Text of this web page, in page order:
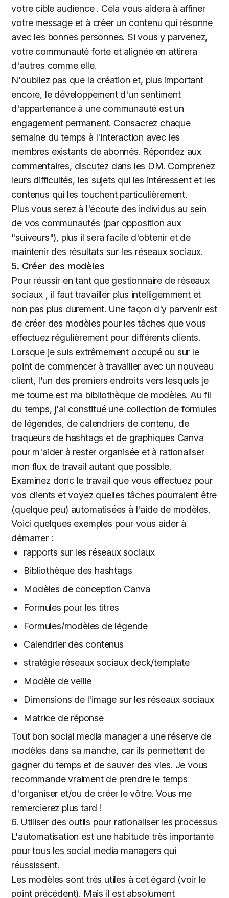
votre cible audience . Cela vous aidera à affiner
votre message et à créer un contenu qui résonne
avec les bonnes personnes. Si vous y parvenez,
votre communauté forte et alignée en attirera
d'autres comme elle.
N'oubliez pas que la création et, plus important
encore, le développement d'un sentiment
d'appartenance à une communauté est un
engagement permanent. Consacrez chaque
semaine du temps à l'interaction avec les
membres existants de abonnés. Répondez aux
commentaires, discutez dans les DM. Comprenez
leurs difficultés, les sujets qui les intéressent et les
contenus qui les touchent particulièrement.
Plus vous serez à l'écoute des individus au sein
de vos communautés (par opposition aux
"suiveurs"), plus il sera facile d'obtenir et de
maintenir des résultats sur les réseaux sociaux.
5. Créer des modèles
Pour réussir en tant que gestionnaire de réseaux
sociaux , il faut travailler plus intelligemment et
non pas plus durement. Une façon d'y parvenir est
de créer des modèles pour les tâches que vous
effectuez régulièrement pour différents clients.
Lorsque je suis extrêmement occupé ou sur le
point de commencer à travailler avec un nouveau
client, l'un des premiers endroits vers lesquels je
me tourne est ma bibliothèque de modèles. Au fil
du temps, j'ai constitué une collection de formules
de légendes, de calendriers de contenu, de
traqueurs de hashtags et de graphiques Canva
pour m'aider à rester organisée et à rationaliser
mon flux de travail autant que possible.
Examinez donc le travail que vous effectuez pour
vos clients et voyez quelles tâches pourraient être
(quelque peu) automatisées à l'aide de modèles.
Voici quelques exemples pour vous aider à
démarrer :
rapports sur les réseaux sociaux
Bibliothèque des hashtags
Modèles de conception Canva
Formules pour les titres
Formules/modèles de légende
Calendrier des contenus
stratégie réseaux sociaux deck/template
Modèle de veille
Dimensions de l'image sur les réseaux sociaux
Matrice de réponse
Tout bon social media manager a une réserve de
modèles dans sa manche, car ils permettent de
gagner du temps et de sauver des vies. Je vous
recommande vraiment de prendre le temps
d'organiser et/ou de créer le vôtre. Vous me
remercierez plus tard !
6. Utiliser des outils pour rationaliser les processus
L'automatisation est une habitude très importante
pour tous les social media managers qui
réussissent.
Les modèles sont très utiles à cet égard (voir le
point précédent). Mais il est absolument